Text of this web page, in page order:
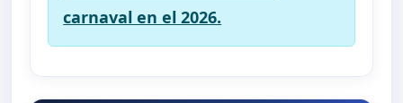
carnaval en el 2026.